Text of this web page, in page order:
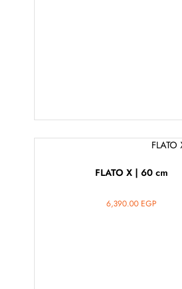
FLATO X | 60 cm
6,390.00 EGP